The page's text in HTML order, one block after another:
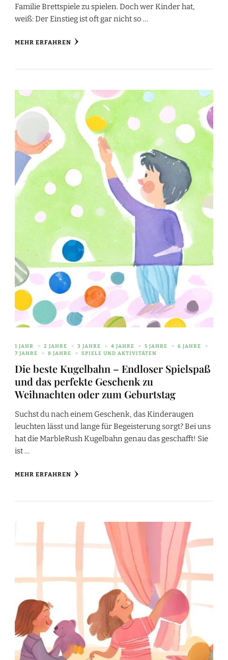
Familie Brettspiele zu spielen. Doch wer Kinder hat,
weiß: Der Einstieg ist oft gar nicht so …
MEHR ERFAHREN
1 JAHR 2 JAHRE 3 JAHRE 4 JAHRE 5 JAHRE
6 JAHRE
7 JAHRE
8 JAHRE SPIELE UND AKTIVITÄTEN
Die beste Kugelbahn – Endloser Spielspaß
und das perfekte Geschenk zu
Weihnachten oder zum Geburtstag
Suchst du nach einem Geschenk, das Kinderaugen
leuchten lässt und lange für Begeisterung sorgt? Bei uns
hat die MarbleRush Kugelbahn genau das geschafft! Sie
ist …
MEHR ERFAHREN